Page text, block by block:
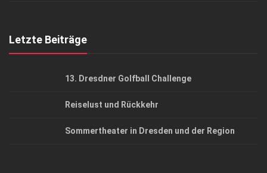
Letzte Beiträge
13. Dresdner Golfball Challenge
Reiselust und Rückkehr
Sommertheater in Dresden und der Region